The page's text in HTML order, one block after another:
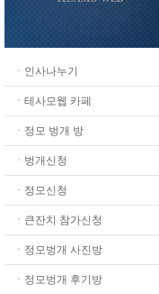
ㆍ인사나누기
ㆍ테사모웹 카페
ㆍ정모 벙개 방
ㆍ벙개신청
ㆍ정모신청
ㆍ큰잔치 참가신청
ㆍ정모벙개 사진방
ㆍ정모벙개 후기방